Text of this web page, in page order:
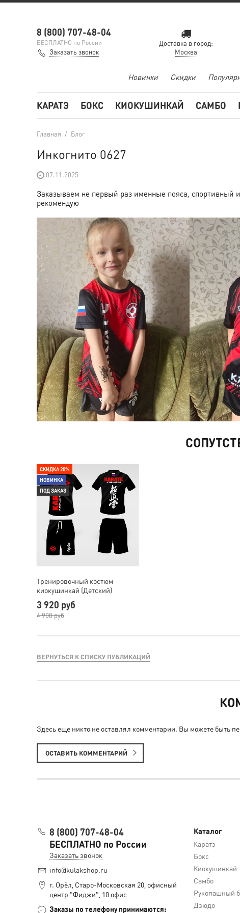
8 (800) 707-48-04
БЕСПЛАТНО по России
Заказать звонок
Доставка в город:
Москва
Новинки Скидки
КАРАТЭ БОКС КИОКУШИНКАЙ САМБО
Главная / Блог
Инкогнито 0627
07.11.2025
Заказываем не первый раз именные пояса, спортивный
рекомендую
СКИДКА 20%
НОВИНКА
ПОД ЗАКАЗ
Тренировочный костюм
киокушинкай (Детский)
3 920 руб
4 900 руб
ВЕРНУТЬСЯ К СПИСКУ ПУБЛИКАЦИЙ
Здесь еще никто не оставлял комментарии. Вы можете быть
ОСТАВИТЬ КОММЕНТАРИЙ
Каталог
Каратэ
Бокс
Киокушинкай
Самбо
Рукопашный
Дзюдо
8 (800) 707-48-04
БЕСПЛАТНО по России
Заказать звонок
info@kulakshop.ru
г. Орёл, Старо-Московская 20, офисный
центр "Фиджи", 10 офис
Заказы по телефону принимаются: